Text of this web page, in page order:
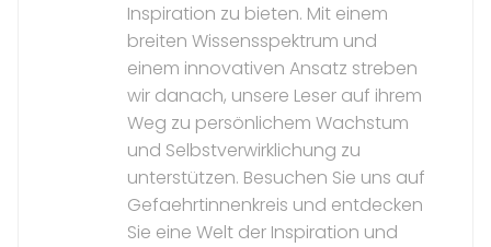
Inspiration zu bieten. Mit einem
breiten Wissensspektrum und
einem innovativen Ansatz streben
wir danach, unsere Leser auf ihrem
Weg zu persönlichem Wachstum
und Selbstverwirklichung zu
unterstützen. Besuchen Sie uns auf
Gefaehrtinnenkreis und entdecken
Sie eine Welt der Inspiration und